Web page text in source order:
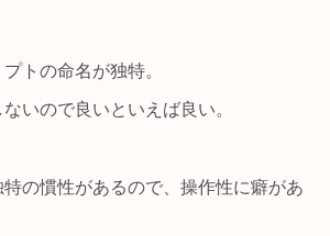
トの命名が独特。
いので良いといえば良い。
の慣性があるので、操作性に癖があ